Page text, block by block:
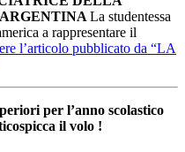
La studentessa
a rappresentare il
l’articolo pubblicato da “LA
per l’anno scolastico
il volo !